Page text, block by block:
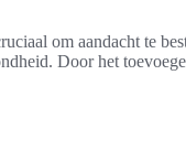
om aandacht te
Door het